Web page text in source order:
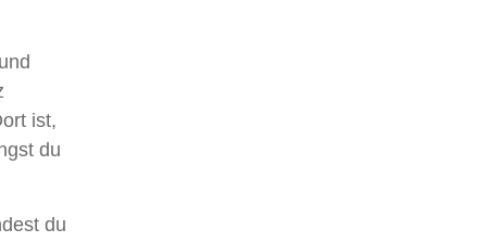
ist,
du
du